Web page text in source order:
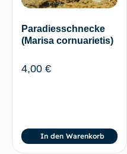
Paradiesschnecke
(Marisa cornuarietis)
4,00 €
In den Warenkorb